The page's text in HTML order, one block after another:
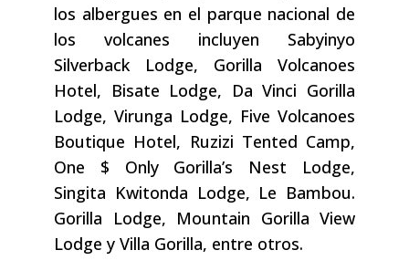
los albergues en el parque nacional de
los volcanes incluyen Sabyinyo
Silverback Lodge, Gorilla Volcanoes
Hotel, Bisate Lodge, Da Vinci Gorilla
Lodge, Virunga Lodge, Five Volcanoes
Boutique Hotel, Ruzizi Tented Camp,
One $ Only Gorilla’s Nest Lodge,
Singita Kwitonda Lodge, Le Bambou.
Gorilla Lodge, Mountain Gorilla View
Lodge y Villa Gorilla, entre otros.